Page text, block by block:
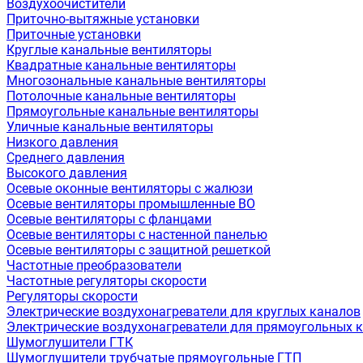
Воздухоочистители
Приточно-вытяжные установки
Приточные установки
Круглые канальные вентиляторы
Квадратные канальные вентиляторы
Многозональные канальные вентиляторы
Потолочные канальные вентиляторы
Прямоугольные канальные вентиляторы
Уличные канальные вентиляторы
Низкого давления
Среднего давления
Высокого давления
Осевые оконные вентиляторы с жалюзи
Осевые вентиляторы промышленные ВО
Осевые вентиляторы с фланцами
Осевые вентиляторы с настенной панелью
Осевые вентиляторы с защитной решеткой
Частотные преобразователи
Частотные регуляторы скорости
Регуляторы скорости
Электрические воздухонагреватели для круглых каналов
Электрические воздухонагреватели для прямоугольных
Шумоглушители ГТК
Шумоглушители трубчатые прямоугольные ГТП